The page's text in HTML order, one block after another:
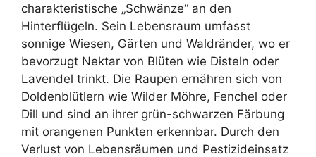
charakteristische „Schwänze“ an den
Hinterflügeln. Sein Lebensraum umfasst
sonnige Wiesen, Gärten und Waldränder, wo er
bevorzugt Nektar von Blüten wie Disteln oder
Lavendel trinkt. Die Raupen ernähren sich von
Doldenblütlern wie Wilder Möhre, Fenchel oder
Dill und sind an ihrer grün-schwarzen Färbung
mit orangenen Punkten erkennbar. Durch den
Verlust von Lebensräumen und Pestizideinsatz